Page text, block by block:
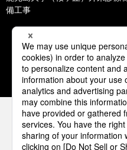
備工事
1 2 3
パナソニックの電